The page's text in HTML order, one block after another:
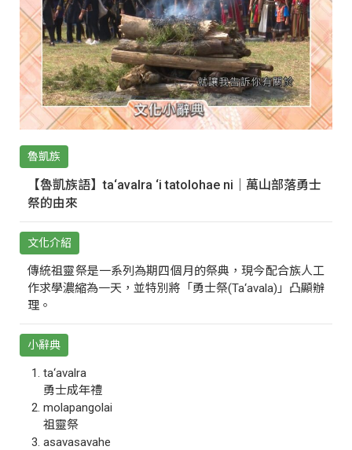
魯凱族
【魯凱族語】ta‘avalra ‘i tatolohae ni｜萬山部落勇士
祭的由來
文化介紹
傳統祖靈祭是一系列為期四個月的祭典，現今配合族人工
作求學濃縮為一天，並特別將「勇士祭(Ta‘avala)」凸顯辦
理。
小辭典
ta‘avalra
勇士成年禮
molapangolai
祖靈祭
asavasavahe